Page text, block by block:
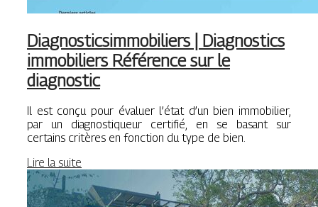
Diag­nosticsim­mobi­liers | Diagnostics
immobiliers Référence sur le
diagnostic
Il est conçu pour évaluer l’état d’un bien immobilier,
par un diagnostiqueur certifié, en se basant sur
certains critères en fonction du type de bien.
Lire la suite